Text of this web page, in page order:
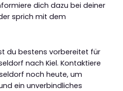
dich dazu bei deiner
sprich mit dem
du bestens vorbereitet für
nach Kiel. Kontaktiere
noch heute, um
ein unverbindliches